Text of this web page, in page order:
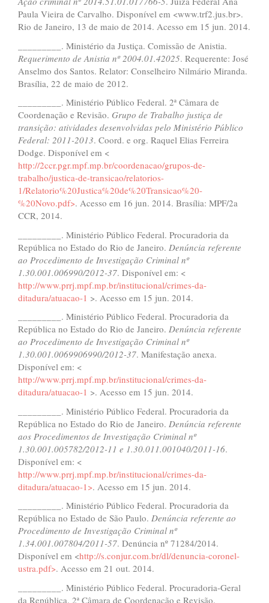
Paula Vieira de Carvalho. Disponível em <www.trf2.jus.br>.
Rio de Janeiro, 13 de maio de 2014. Acesso em 15 jun. 2014.
_________. Ministério da Justiça. Comissão de Anistia.
Requerimento de Anistia nº 2004.01.42025. Requerente: José
Anselmo dos Santos. Relator: Conselheiro Nilmário Miranda.
Brasília, 22 de maio de 2012.
_________. Ministério Público Federal. 2ª Câmara de
Coordenação e Revisão. Grupo de Trabalho justiça de
transição: atividades desenvolvidas pelo Ministério Público
Federal: 2011-2013. Coord. e org. Raquel Elias Ferreira
Dodge. Disponível em <
http://2ccr.pgr.mpf.mp.br/coordenacao/grupos-de-
trabalho/justica-de-transicao/relatorios-
1/Relatorio%20Justica%20de%20Transicao%20-
%20Novo.pdf>. Acesso em 16 jun. 2014. Brasília: MPF/2a
CCR, 2014.
_________. Ministério Público Federal. Procuradoria da
República no Estado do Rio de Janeiro. Denúncia referente
ao Procedimento de Investigação Criminal nº
1.30.001.006990/2012-37. Disponível em: <
http://www.prrj.mpf.mp.br/institucional/crimes-da-
ditadura/atuacao-1 >. Acesso em 15 jun. 2014.
_________. Ministério Público Federal. Procuradoria da
República no Estado do Rio de Janeiro. Denúncia referente
ao Procedimento de Investigação Criminal nº
1.30.001.0069906990/2012-37. Manifestação anexa.
Disponível em: <
http://www.prrj.mpf.mp.br/institucional/crimes-da-
ditadura/atuacao-1 >. Acesso em 15 jun. 2014.
_________. Ministério Público Federal. Procuradoria da
República no Estado do Rio de Janeiro. Denúncia referente
aos Procedimentos de Investigação Criminal nº
1.30.001.005782/2012-11 e 1.30.011.001040/2011-16.
Disponível em: <
http://www.prrj.mpf.mp.br/institucional/crimes-da-
ditadura/atuacao-1>. Acesso em 15 jun. 2014.
_________. Ministério Público Federal. Procuradoria da
República no Estado de São Paulo. Denúncia referente ao
Procedimento de Investigação Criminal nº
1.34.001.007804/2011-57. Denúncia nº 71284/2014.
Disponível em <http://s.conjur.com.br/dl/denuncia-coronel-
ustra.pdf>. Acesso em 21 out. 2014.
_________. Ministério Público Federal. Procuradoria-Geral
da República. 2ª Câmara de Coordenação e Revisão.